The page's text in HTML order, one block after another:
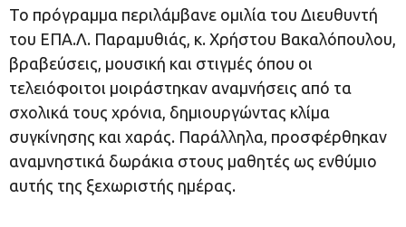
Το πρόγραμμα περιλάμβανε ομιλία του Διευθυντή
του ΕΠΑ.Λ. Παραμυθιάς, κ. Χρήστου Βακαλόπουλου,
βραβεύσεις, μουσική και στιγμές όπου οι
τελειόφοιτοι μοιράστηκαν αναμνήσεις από τα
σχολικά τους χρόνια, δημιουργώντας κλίμα
συγκίνησης και χαράς. Παράλληλα, προσφέρθηκαν
αναμνηστικά δωράκια στους μαθητές ως ενθύμιο
αυτής της ξεχωριστής ημέρας.